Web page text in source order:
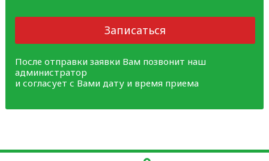
Записаться
После отправки заявки Вам позвонит наш
администратор
и согласует с Вами дату и время приема